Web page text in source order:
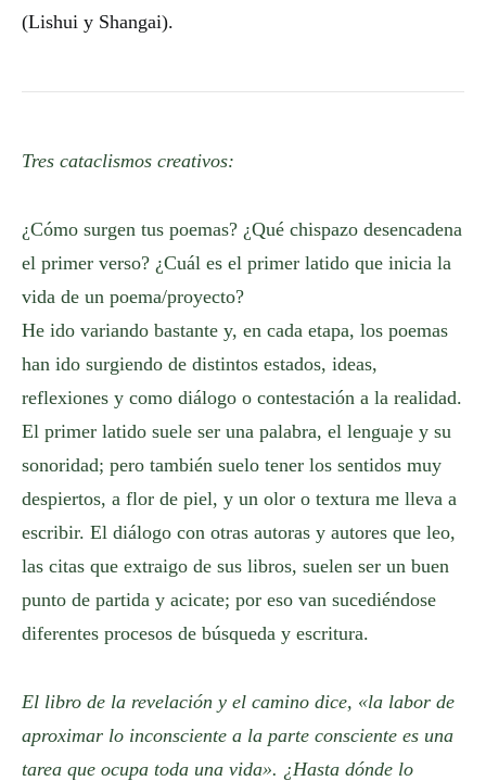
(Lishui y Shangai).
Tres cataclismos creativos:
¿Cómo surgen tus poemas? ¿Qué chispazo desencadena
el primer verso? ¿Cuál es el primer latido que inicia la
vida de un poema/proyecto?
He ido variando bastante y, en cada etapa, los poemas
han ido surgiendo de distintos estados, ideas,
reflexiones y como diálogo o contestación a la realidad.
El primer latido suele ser una palabra, el lenguaje y su
sonoridad; pero también suelo tener los sentidos muy
despiertos, a flor de piel, y un olor o textura me lleva a
escribir. El diálogo con otras autoras y autores que leo,
las citas que extraigo de sus libros, suelen ser un buen
punto de partida y acicate; por eso van sucediéndose
diferentes procesos de búsqueda y escritura.
El libro de la revelación y el camino dice, «la labor de
aproximar lo inconsciente a la parte consciente es una
tarea que ocupa toda una vida». ¿Hasta dónde lo